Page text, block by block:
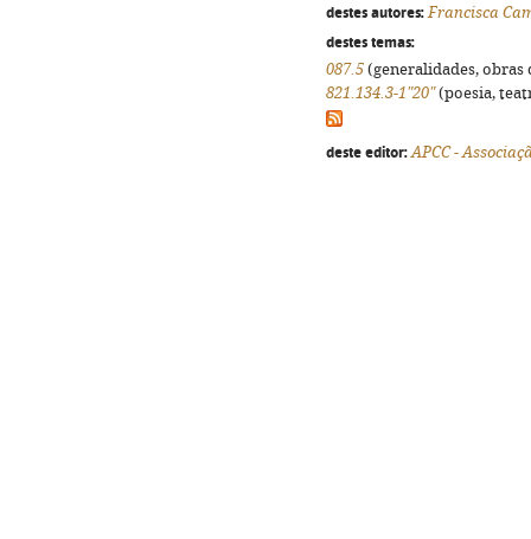
destes autores: Francisca
destes temas:
087.5 (generalidades,
821.134.3-1"20"(poesia,
deste editor: APCC -